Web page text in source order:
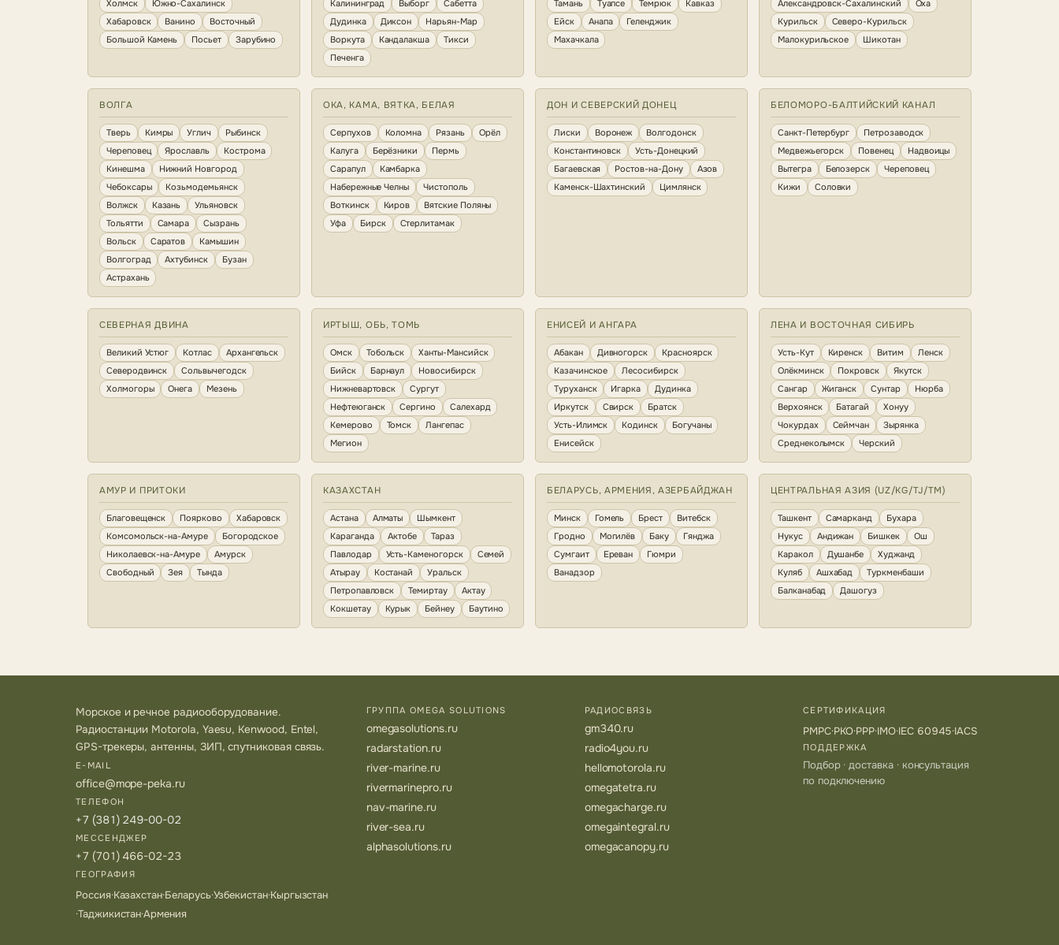
Холмск
Южно-Сахалинск
Хабаровск
Ванино
Восточный
Большой Камень
Посьет Зарубино
Калининград
Выборг
Сабетта
Дудинка
Диксон
Нарьян-Мар
Воркута
Кандалакша
Тикси
Печенга
Тамань
Туапсе Темрюк
Кавказ
Ейск
Анапа
Геленджик
Махачкала
Александровск-Сахалинский
Оха
Курильск
Северо-Курильск
Малокурильское
Шикотан
ВОЛГА
Тверь Кимры Углич
Рыбинск
Череповец
Ярославль
Кострома
Кинешма
Нижний Новгород
Чебоксары
Козьмодемьянск
Волжск
Казань
Ульяновск
Тольятти
Самара
Сызрань
Вольск
Саратов
Камышин
Волгоград
Ахтубинск
Бузан
Астрахань
ОКА, КАМА, ВЯТКА, БЕЛАЯ
Серпухов Коломна Рязань
Орёл
Калуга
Берёзники
Пермь
Сарапул
Камбарка
Набережные Челны
Чистополь
Воткинск
Киров
Вятские Поляны
Уфа
Бирск Стерлитамак
ДОН И СЕВЕРСКИЙ ДОНЕЦ
Лиски Воронеж
Волгодонск
Константиновск
Усть-Донецкий
Багаевская
Ростов-на-Дону
Азов
Каменск-Шахтинский
Цимлянск
БЕЛОМОРО-БАЛТИЙСКИЙ КАНАЛ
Санкт-Петербург
Петрозаводск
Медвежьегорск
Повенец
Надвоицы
Вытегра
Белозерск
Череповец
Кижи
Соловки
СЕВЕРНАЯ ДВИНА
Великий Устюг Котлас
Архангельск
Северодвинск
Сольвычегодск
Холмогоры
Онега Мезень
ИРТЫШ, ОБЬ, ТОМЬ
Омск Тобольск
Ханты-Мансийск
Бийск
Барнаул
Новосибирск
Нижневартовск
Сургут
Нефтеюганск
Сергино
Салехард
Кемерово
Томск
Лангепас
Мегион
ЕНИСЕЙ И АНГАРА
Абакан Дивногорск
Красноярск
Казачинское
Лесосибирск
Туруханск
Игарка
Дудинка
Иркутск
Свирск
Братск
Усть-Илимск
Кодинск
Богучаны
Енисейск
ЛЕНА И ВОСТОЧНАЯ СИБИРЬ
Усть-Кут Киренск Витим
Ленск
Олёкминск
Покровск
Якутск
Сангар
Жиганск Сунтар
Нюрба
Верхоянск
Батагай
Хонуу
Чокурдах
Сеймчан
Зырянка
Среднеколымск
Черский
АМУР И ПРИТОКИ
Благовещенск Поярково
Хабаровск
Комсомольск-на-Амуре
Богородское
Николаевск-на-Амуре
Амурск
Свободный
Зея Тында
КАЗАХСТАН
Астана Алматы
Шымкент
Караганда
Актобе
Тараз
Павлодар
Усть-Каменогорск
Семей
Атырау
Костанай
Уральск
Петропавловск
Темиртау
Актау
Кокшетау
Курык Бейнеу Баутино
БЕЛАРУСЬ, АРМЕНИЯ, АЗЕРБАЙДЖАН
Минск Гомель Брест
Витебск
Гродно
Могилёв Баку
Гянджа
Сумгаит
Ереван
Гюмри
Ванадзор
ЦЕНТРАЛЬНАЯ АЗИЯ (UZ/KG/TJ/TM)
Ташкент Самарканд
Бухара
Нукус
Андижан Бишкек
Ош
Каракол
Душанбе
Худжанд
Куляб
Ашхабад
Туркменбаши
Балканабад
Дашогуз
Морское и речное радиооборудование.
Радиостанции Motorola, Yaesu, Kenwood, Entel,
GPS-трекеры, антенны, ЗИП, спутниковая связь.
E-MAIL
office@mope-peka.ru
ТЕЛЕФОН
+7 (381) 249-00-02
МЕССЕНДЖЕР
+7 (701) 466-02-23
ГЕОГРАФИЯ
Россия·Казахстан·Беларусь·Узбекистан·Кыргызстан
·Таджикистан·Армения
ГРУППА OMEGA SOLUTIONS
omegasolutions.ru
radarstation.ru
river-marine.ru
rivermarinepro.ru
nav-marine.ru
river-sea.ru
alphasolutions.ru
РАДИОСВЯЗЬ
gm340.ru
radio4you.ru
hellomotorola.ru
omegatetra.ru
omegacharge.ru
omegaintegral.ru
omegacanopy.ru
СЕРТИФИКАЦИЯ
РМРС·РКО·РРР·IMO·IEC 60945·IACS
ПОДДЕРЖКА
Подбор · доставка · консультация
по подключению